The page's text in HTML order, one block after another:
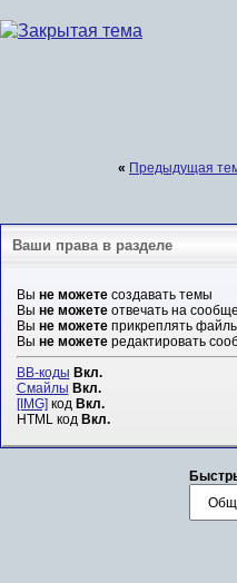
« Предыдущая
Ваши права в разделе
Вы не можетесоздавать темы
Вы не можетеотвечать на
Вы не можетеприкреплять
Вы не можетередактировать
BB-коды Вкл.
Смайлы Вкл.
[IMG]код Вкл.
HTML код Вкл.